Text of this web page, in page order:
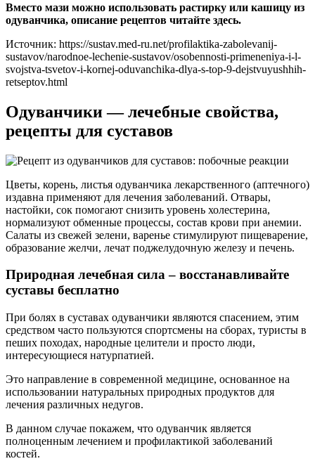
Вместо мази можно использовать растирку или кашицу из
одуванчика, описание рецептов читайте здесь.
Источник: https://sustav.med-ru.net/profilaktika-zabolevanij-
sustavov/narodnoe-lechenie-sustavov/osobennosti-primeneniya-i-l-
svojstva-tsvetov-i-kornej-oduvanchika-dlya-s-top-9-dejstvuyushhih-
retseptov.html
Одуванчики — лечебные свойства,
рецепты для суставов
Цветы, корень, листья одуванчика лекарственного (аптечного)
издавна применяют для лечения заболеваний. Отвары,
настойки, сок помогают снизить уровень холестерина,
нормализуют обменные процессы, состав крови при анемии.
Салаты из свежей зелени, варенье стимулируют пищеварение,
образование желчи, лечат поджелудочную железу и печень.
Природная лечебная сила – восстанавливайте
суставы бесплатно
При болях в суставах одуванчики являются спасением, этим
средством часто пользуются спортсмены на сборах, туристы в
пеших походах, народные целители и просто люди,
интересующиеся натурпатией.
Это направление в современной медицине, основанное на
использовании натуральных природных продуктов для
лечения различных недугов.
В данном случае покажем, что одуванчик является
полноценным лечением и профилактикой заболеваний
костей.